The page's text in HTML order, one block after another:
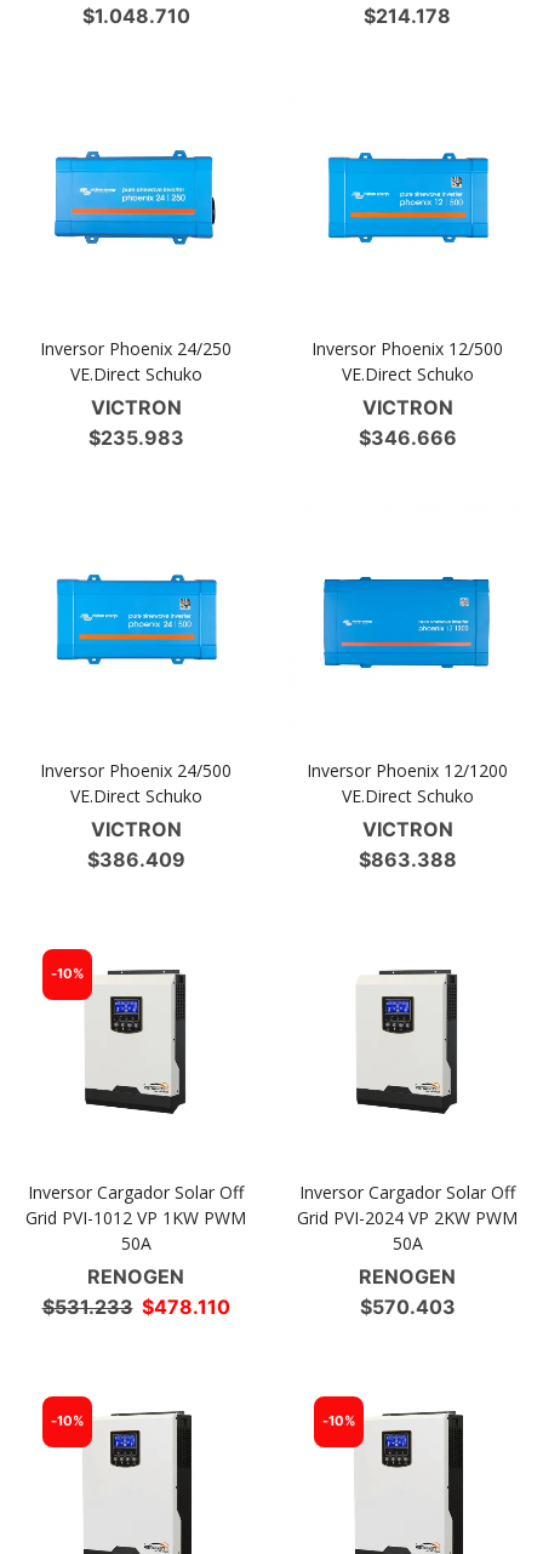
$1.048.710
$214.178
Inversor Phoenix 24/250
VE.Direct Schuko
VICTRON
$235.983
Inversor Phoenix 12/500
VE.Direct Schuko
VICTRON
$346.666
Inversor Phoenix 24/500
VE.Direct Schuko
VICTRON
$386.409
Inversor Phoenix 12/1200
VE.Direct Schuko
VICTRON
$863.388
-10%
Inversor Cargador Solar Off
Grid PVI-1012 VP 1KW PWM
50A
RENOGEN
$531.233 El
$531.233.
$478.110El
$478.110.
Inversor Cargador Solar Off
Grid PVI-2024 VP 2KW PWM
50A
RENOGEN
$570.403
-10% -10%